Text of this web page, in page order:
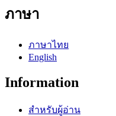
ภาษา
ภาษาไทย
English
Information
สำหรับผู้อ่าน